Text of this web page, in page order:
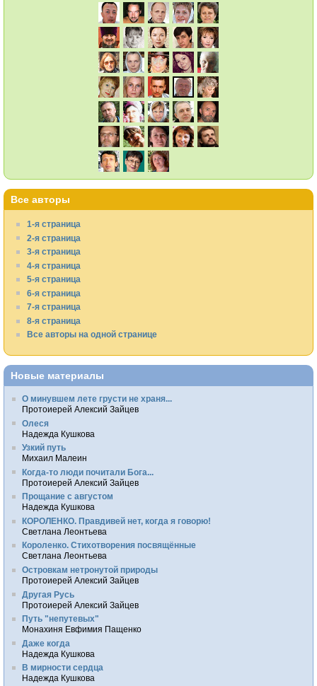
Все авторы
1-я страница
2-я страница
3-я страница
4-я страница
5-я страница
6-я страница
7-я страница
8-я страница
Все авторы на одной странице
Новые материалы
О минувшем лете грусти не храня...
Протоиерей Алексий Зайцев
Олеся
Надежда Кушкова
Узкий путь
Михаил Малеин
Когда-то люди почитали Бога...
Протоиерей Алексий Зайцев
Прощание с августом
Надежда Кушкова
КОРОЛЕНКО. Правдивей нет, когда я говорю!
Светлана Леонтьева
Короленко. Стихотворения посвящённые
Светлана Леонтьева
Островкам нетронутой природы
Протоиерей Алексий Зайцев
Другая Русь
Протоиерей Алексий Зайцев
Путь "непутевых"
Монахиня Евфимия Пащенко
Даже когда
Надежда Кушкова
В мирности сердца
Надежда Кушкова